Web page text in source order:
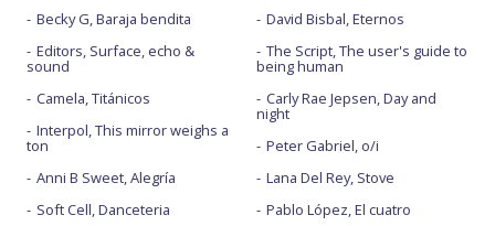
Becky G, Baraja bendita
Editors, Surface, echo &
sound
Camela, Titánicos
Interpol, This mirror weighs a
ton
Anni B Sweet, Alegría
Soft Cell, Danceteria
David Bisbal, Eternos
The Script, The user's guide to
being human
Carly Rae Jepsen, Day and
night
Peter Gabriel, o/i
Lana Del Rey, Stove
Pablo López, El cuatro